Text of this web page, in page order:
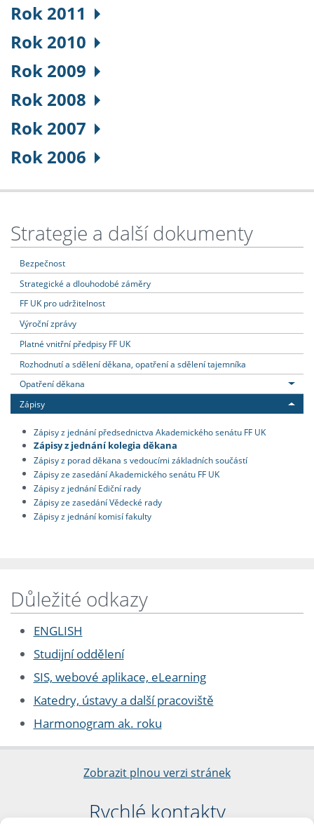
Rok 2011
Rok 2010
Rok 2009
Rok 2008
Rok 2007
Rok 2006
Strategie a další dokumenty
Bezpečnost
Strategické a dlouhodobé záměry
FF UK pro udržitelnost
Výroční zprávy
Platné vnitřní předpisy FF UK
Rozhodnutí a sdělení děkana, opatření a sdělení tajemníka
Opatření děkana
Zápisy
Zápisy z jednání předsednictva Akademického senátu FF UK
Zápisy z jednání kolegia děkana
Zápisy z porad děkana s vedoucími základních součástí
Zápisy ze zasedání Akademického senátu FF UK
Zápisy z jednání Ediční rady
Zápisy ze zasedání Vědecké rady
Zápisy z jednání komisí fakulty
Důležité odkazy
ENGLISH
Studijní oddělení
SIS, webové aplikace, eLearning
Katedry, ústavy a další pracoviště
Harmonogram ak. roku
Zobrazit plnou verzi stránek
Rychlé kontakty